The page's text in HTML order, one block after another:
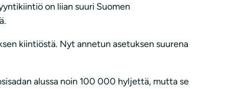
on liian suuri Suomen
kiintiöstä. Nyt annetun asetuksen suurena
alussa noin 100 000 hyljettä, mutta se